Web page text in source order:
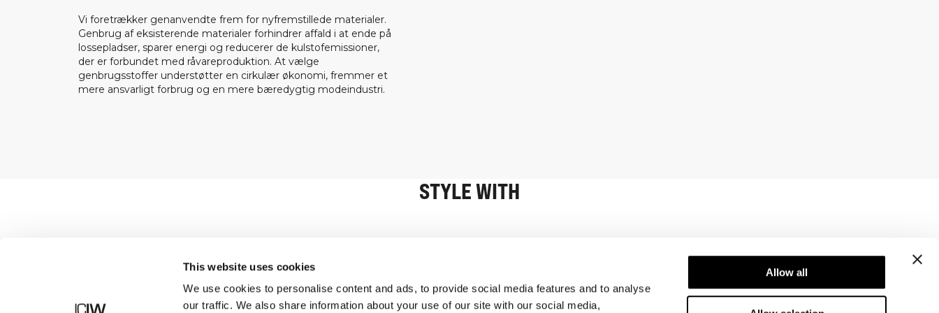
This website uses cookies
We use cookies to personalise content and ads, to provide social media features and to analyse
our traffic. We also share information about your use of our site with our social media,
Allow all
Vi foretrækker genanvendte frem for nyfremstillede materialer.
Genbrug af eksisterende materialer forhindrer affald i at ende på
lossepladser, sparer energi og reducerer de kulstofemissioner,
der er forbundet med råvareproduktion. At vælge
genbrugsstoffer understøtter en cirkulær økonomi, fremmer et
mere ansvarligt forbrug og en mere bæredygtig modeindustri.
STYLE WITH
Butik
Newsletter
Abonner på vores nyhedsbrev! Få eksklusive
tilbud, vores seneste nyheder og meget mere.